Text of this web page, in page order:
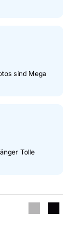
sind Mega
Tolle